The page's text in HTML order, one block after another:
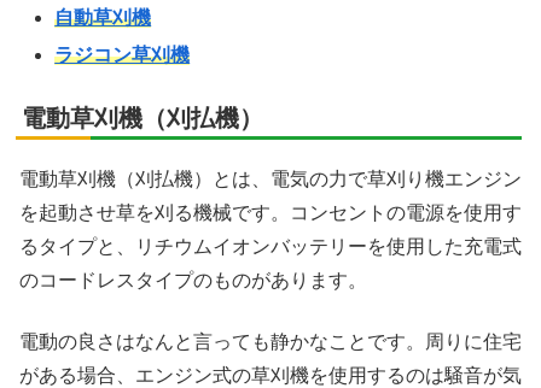
自動草刈機
ラジコン草刈機
電動草刈機（刈払機）
電動草刈機（刈払機）とは、電気の力で草刈り機エンジン
を起動させ草を刈る機械です。コンセントの電源を使用す
るタイプと、リチウムイオンバッテリーを使用した充電式
のコードレスタイプのものがあります。
電動の良さはなんと言っても静かなことです。周りに住宅
がある場合、エンジン式の草刈機を使用するのは騒音が気